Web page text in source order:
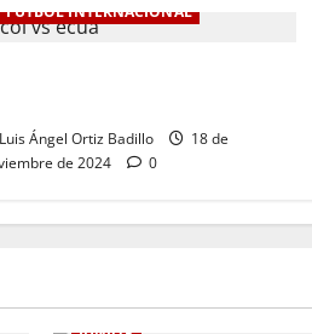
FÚTBOL INTERNACIONAL
Luis Ángel Ortiz Badillo
18 de
de 2024
0